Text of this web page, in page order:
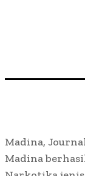
Madina,
Madina